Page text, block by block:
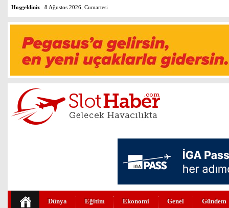
Hoşgeldiniz 8 Ağustos 2026, Cumartesi
Dünya Eğitim Ekonomi Genel Gündem